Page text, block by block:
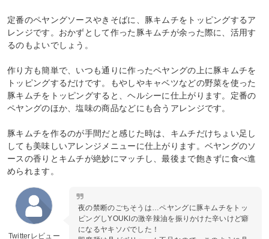
定番のペヤングソースやきそばに、豚キムチをトッピングするア
レンジです。おかずとして作った豚キムチが余った際に、活用す
るのもよいでしょう。
作り方も簡単で、いつも通りに作ったペヤングの上に豚キムチを
トッピングするだけです。もやしやキャベツなどの野菜を使った
豚キムチをトッピングすると、ヘルシーに仕上がります。定番の
ペヤングのほか、塩味の商品などにも合うアレンジです。
豚キムチを作るのが手間だと感じた時は、キムチだけちょい足し
しても美味しいアレンジメニューに仕上がります。ベヤングのソ
ースの香りとキムチが絶妙にマッチし、最後まで飽きずに食べ進
められます。
Twitterレビュー
夜の禁断のごちそうは…ペヤングに豚キムチをトッ
ピングしYOUKIの激辛辣油を振りかけた辛いけど癖
になるヤキソバでした！